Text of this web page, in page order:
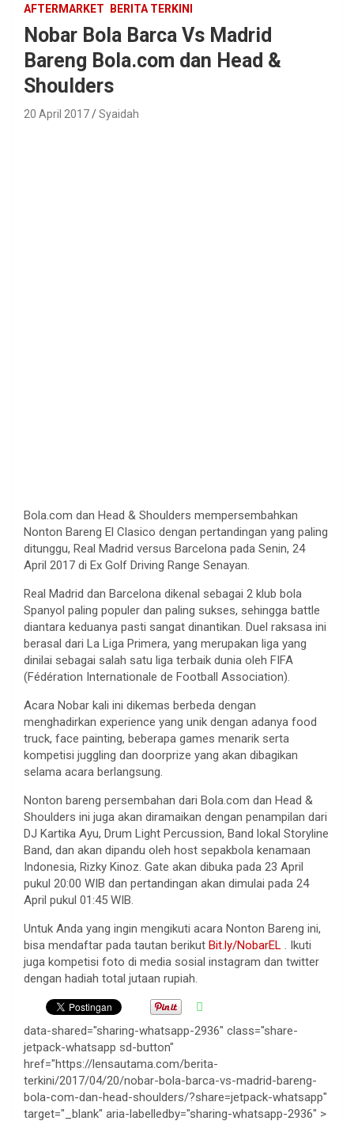
AFTERMARKET BERITA TERKINI
Nobar Bola Barca Vs Madrid
Bareng Bola.com dan Head &
Shoulders
20 April 2017 Syaidah
Bola.com dan Head & Shoulders mempersembahkan
Nonton Bareng El Clasico dengan pertandingan yang paling
ditunggu, Real Madrid versus Barcelona pada Senin, 24
April 2017 di Ex Golf Driving Range Senayan.
Real Madrid dan Barcelona dikenal sebagai 2 klub bola
Spanyol paling populer dan paling sukses, sehingga battle
diantara keduanya pasti sangat dinantikan. Duel raksasa ini
berasal dari La Liga Primera, yang merupakan liga yang
dinilai sebagai salah satu liga terbaik dunia oleh FIFA
(Fédération Internationale de Football Association).
Acara Nobar kali ini dikemas berbeda dengan
menghadirkan experience yang unik dengan adanya food
truck, face painting, beberapa games menarik serta
kompetisi juggling dan doorprize yang akan dibagikan
selama acara berlangsung.
Nonton bareng persembahan dari Bola.com dan Head &
Shoulders ini juga akan diramaikan dengan penampilan dari
DJ Kartika Ayu, Drum Light Percussion, Band lokal Storyline
Band, dan akan dipandu oleh host sepakbola kenamaan
Indonesia, Rizky Kinoz. Gate akan dibuka pada 23 April
pukul 20:00 WIB dan pertandingan akan dimulai pada 24
April pukul 01:45 WIB.
Untuk Anda yang ingin mengikuti acara Nonton Bareng ini,
bisa mendaftar pada tautan berikut Bit.ly/NobarEL . Ikuti
juga kompetisi foto di media sosial instagram dan twitter
dengan hadiah total jutaan rupiah.
data-shared="sharing-whatsapp-2936" class="share-
jetpack-whatsapp sd-button"
href="https://lensautama.com/berita-
terkini/2017/04/20/nobar-bola-barca-vs-madrid-bareng-
bola-com-dan-head-shoulders/?share=jetpack-whatsapp"
target="_blank" aria-labelledby="sharing-whatsapp-2936" >